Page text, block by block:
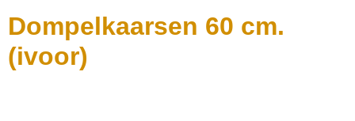
Dompelkaarsen 60 cm.
(ivoor)